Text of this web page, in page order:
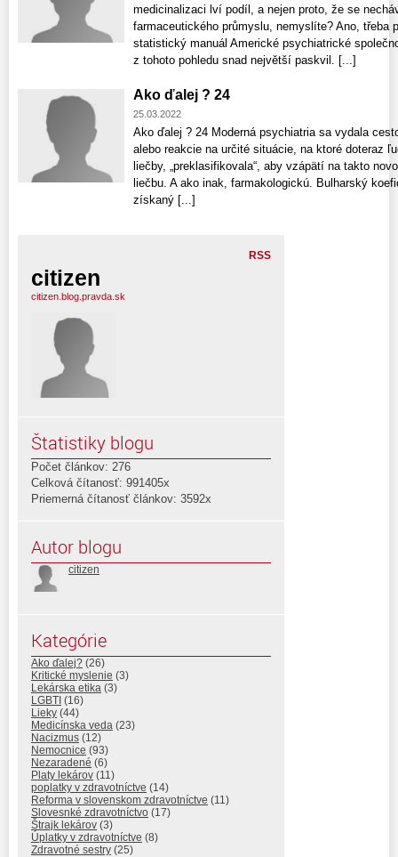
medicinalizaci lví podíl, a nejen proto, že se
farmaceutického průmyslu, nemyslíte? Ano, třeba
statistický manuál Americké psychiatrické
z tohoto pohledu snad největší paskvil. [...]
Ako ďalej ? 24
25.03.2022
Ako ďalej ? 24 Moderná psychiatria sa vydala
alebo reakcie na určité situácie, na ktoré doteraz
liečby, „preklasifikovala“, aby vzápätí na takto
liečbu. A ako inak, farmakologickú. Bulharský
získaný [...]
RSS
citizen
citizen.blog.pravda.sk
Štatistiky blogu
Počet článkov: 276
Celková čítanosť: 991405x
Priemerná čítanosť článkov: 3592x
Autor blogu
citizen
Kategórie
Ako ďalej? (26)
Kritické myslenie (3)
Lekárska etika (3)
LGBTI (16)
Lieky (44)
Medicínska veda (23)
Nacizmus (12)
Nemocnice (93)
Nezaradené (6)
Platy lekárov (11)
poplatky v zdravotníctve (14)
Reforma v slovenskom zdravotníctve (11)
Slovesnké zdravotníctvo (17)
Štrajk lekárov (3)
Úplatky v zdravotníctve (8)
Zdravotné sestry (25)